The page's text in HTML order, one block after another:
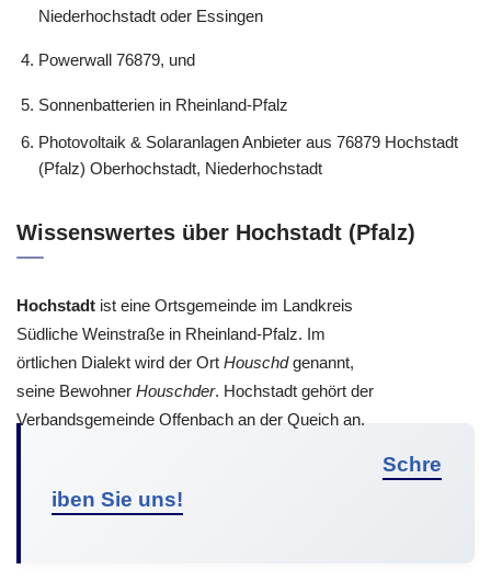
Niederhochstadt oder Essingen
Powerwall 76879, und
Sonnenbatterien in Rheinland-Pfalz
Photovoltaik & Solaranlagen Anbieter aus 76879 Hochstadt
(Pfalz) Oberhochstadt, Niederhochstadt
Wissenswertes über Hochstadt (Pfalz)
Hochstadt ist eine Ortsgemeinde im Landkreis
Südliche Weinstraße in Rheinland-Pfalz. Im
örtlichen Dialekt wird der Ort Houschdgenannt,
seine Bewohner Houschder. Hochstadt gehört der
Verbandsgemeinde Offenbach an der Queich an.
Schre
iben Sie uns!